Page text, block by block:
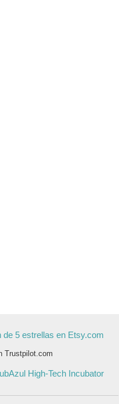
de 5 estrellas en Etsy.com
Trustpilot.com
High-Tech Incubator